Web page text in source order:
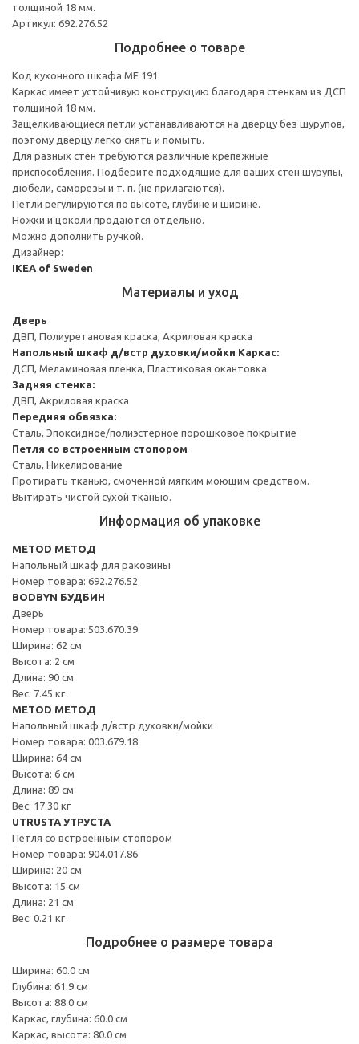
толщиной 18 мм.
Артикул: 692.276.52
Подробнее о товаре
Код кухонного шкафа ME 191
Каркас имеет устойчивую конструкцию благодаря стенкам из ДСП
толщиной 18 мм.
Защелкивающиеся петли устанавливаются на дверцу без шурупов,
поэтому дверцу легко снять и помыть.
Для разных стен требуются различные крепежные
приспособления. Подберите подходящие для ваших стен шурупы,
дюбели, саморезы и т. п. (не прилагаются).
Петли регулируются по высоте, глубине и ширине.
Ножки и цоколи продаются отдельно.
Можно дополнить ручкой.
Дизайнер:
IKEA of Sweden
Материалы и уход
Дверь
ДВП, Полиуретановая краска, Акриловая краска
Напольный шкаф д/встр духовки/мойки Каркас:
ДСП, Меламиновая пленка, Пластиковая окантовка
Задняя стенка:
ДВП, Акриловая краска
Передняя обвязка:
Сталь, Эпоксидное/полиэстерное порошковое покрытие
Петля со встроенным стопором
Сталь, Никелирование
Протирать тканью, смоченной мягким моющим средством.
Вытирать чистой сухой тканью.
Информация об упаковке
METOD МЕТОД
Напольный шкаф для раковины
Номер товара: 692.276.52
BODBYN БУДБИН
Дверь
Номер товара: 503.670.39
Ширина: 62 см
Высота: 2 см
Длина: 90 см
Вес: 7.45 кг
METOD МЕТОД
Напольный шкаф д/встр духовки/мойки
Номер товара: 003.679.18
Ширина: 64 см
Высота: 6 см
Длина: 89 см
Вес: 17.30 кг
UTRUSTA УТРУСТА
Петля со встроенным стопором
Номер товара: 904.017.86
Ширина: 20 см
Высота: 15 см
Длина: 21 см
Вес: 0.21 кг
Подробнее о размере товара
Ширина: 60.0 см
Глубина: 61.9 см
Высота: 88.0 см
Каркас, глубина: 60.0 см
Каркас, высота: 80.0 см